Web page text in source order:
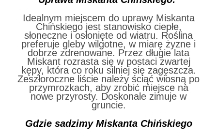
Idealnym miejscem do uprawy Miskanta
Chińskiego jest stanowisko ciepłe,
słoneczne i osłonięte od wiatru. Roślina
preferuje gleby wilgotne, w miarę żyzne i
dobrze zdrenowane. Przez długie lata
Miskant rozrasta się w postaci zwartej
kępy, która co roku silniej się zagęszcza.
Zeszłoroczne liście należy ściąć wiosną po
przymrozkach, aby zrobić miejsce na
nowe przyrosty. Doskonale zimuje w
gruncie.
Gdzie sadzimy Miskanta Chińskiego